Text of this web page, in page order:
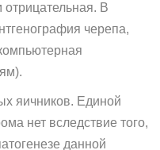
В
чере­па,
яичников. Единой
нет вследствие того,
данной